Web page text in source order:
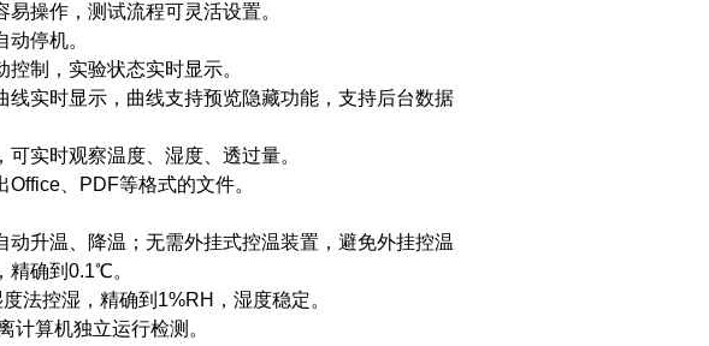
操作，测试流程可灵活设置。
停机。
制，实验状态实时显示。
实时显示，曲线支持预览隐藏功能，支持后台数据
实时观察温度、湿度、透过量。
、PDF等格式的文件。
升温、降温；无需外挂式控温装置，避免外挂控温
精确到0.1℃。
控湿，精确到1%RH，湿度稳定。
算机独立运行检测。